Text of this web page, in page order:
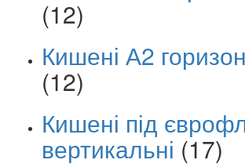
(12)
Кишені А2
(12)
Кишені під
вертикальні (17)